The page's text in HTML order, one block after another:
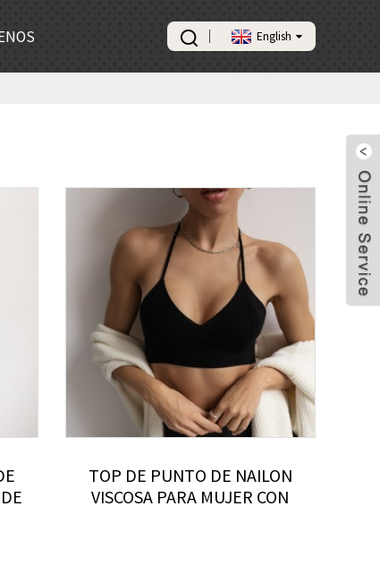
English
TOP DE PUNTO DE NAILON
VISCOSA PARA MUJER CON